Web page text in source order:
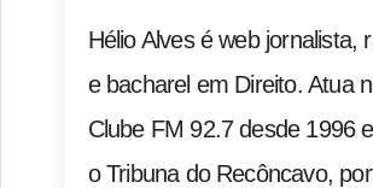
Hélio Alves é web jornalista,
e bacharel em Direito. Atua
Clube FM 92.7 desde 1996
o Tribuna do Recôncavo,